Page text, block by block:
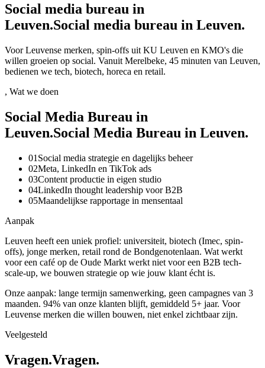
Social media bureau in
Leuven.Social media bureau in Leuven.
Voor Leuvense merken, spin-offs uit KU Leuven en KMO's die
willen groeien op social. Vanuit Merelbeke, 45 minuten van Leuven,
bedienen we tech, biotech, horeca en retail.
, Wat we doen
Social Media Bureau in
Leuven.Social Media Bureau in Leuven.
01 Social media strategie en dagelijks beheer
02Meta, LinkedIn en TikTok ads
03Content productie in eigen studio
04LinkedIn thought leadership voor B2B
05Maandelijkse rapportage in mensentaal
Aanpak
Leuven heeft een uniek profiel: universiteit, biotech (Imec, spin-
offs), jonge merken, retail rond de Bondgenotenlaan. Wat werkt
voor een café op de Oude Markt werkt niet voor een B2B tech-
scale-up, we bouwen strategie op wie jouw klant écht is.
Onze aanpak: lange termijn samenwerking, geen campagnes van 3
maanden. 94% van onze klanten blijft, gemiddeld 5+ jaar. Voor
Leuvense merken die willen bouwen, niet enkel zichtbaar zijn.
Veelgesteld
Vragen.Vragen.